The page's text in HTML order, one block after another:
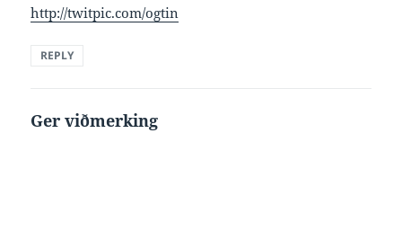
http://twitpic.com/ogtin
REPLY
Ger viðmerking